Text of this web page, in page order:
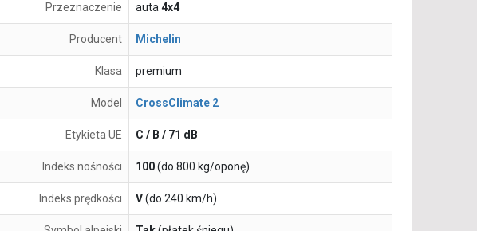
Przeznaczenie auta4x4
Producent Michelin
Klasa premium
Model CrossClimate 2
Etykieta UE C / B / 71 dB
Indeks nośności 100(do 800 kg/oponę)
Indeks prędkości V(do 240 km/h)